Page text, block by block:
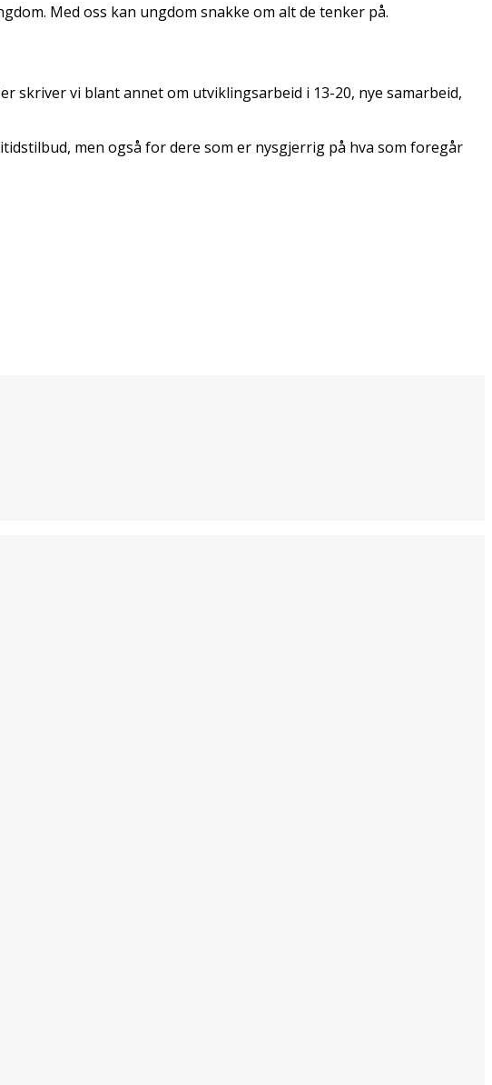
Med oss kan ungdom snakke om alt de tenker på.
skriver vi blant annet om utviklingsarbeid i 13-20, nye samarbeid,
men også for dere som er nysgjerrig på hva som foregår